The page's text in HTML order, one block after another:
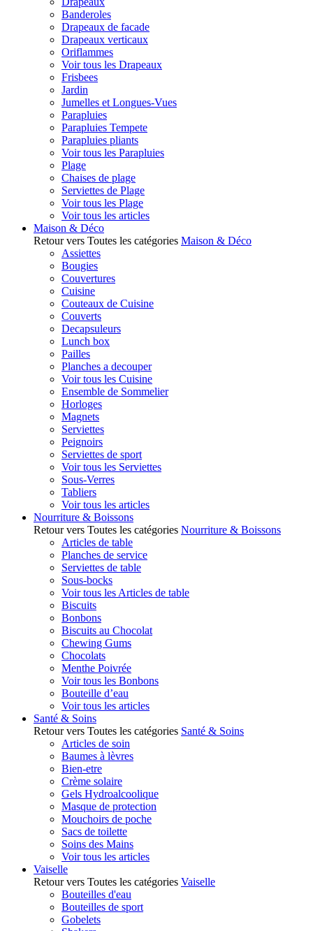
Banderoles
Drapeaux de facade
Drapeaux verticaux
Oriflammes
Voir tous les Drapeaux
Frisbees
Jardin
Jumelles et Longues-Vues
Parapluies
Parapluies Tempete
Parapluies pliants
Voir tous les Parapluies
Plage
Chaises de plage
Serviettes de Plage
Voir tous les Plage
Voir tous les articles
Maison & Déco
Retour vers Toutes les catégories Maison & Déco
Assiettes
Bougies
Couvertures
Cuisine
Couteaux de Cuisine
Couverts
Decapsuleurs
Lunch box
Pailles
Planches a decouper
Voir tous les Cuisine
Ensemble de Sommelier
Horloges
Magnets
Serviettes
Peignoirs
Serviettes de sport
Voir tous les Serviettes
Sous-Verres
Tabliers
Voir tous les articles
Nourriture & Boissons
Retour vers Toutes les catégories Nourriture & Boissons
Articles de table
Planches de service
Serviettes de table
Sous-bocks
Voir tous les Articles de table
Biscuits
Bonbons
Biscuits au Chocolat
Chewing Gums
Chocolats
Menthe Poivrée
Voir tous les Bonbons
Bouteille d’eau
Voir tous les articles
Santé & Soins
Retour vers Toutes les catégories Santé & Soins
Articles de soin
Baumes à lèvres
Bien-etre
Crème solaire
Gels Hydroalcoolique
Masque de protection
Mouchoirs de poche
Sacs de toilette
Soins des Mains
Voir tous les articles
Vaiselle
Retour vers Toutes les catégories Vaiselle
Bouteilles d'eau
Bouteilles de sport
Gobelets